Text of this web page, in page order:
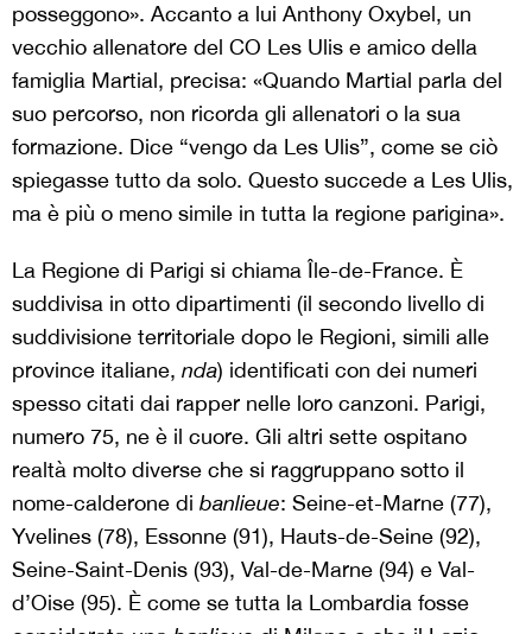
posseggono». Accanto a lui Anthony Oxybel, un
vecchio allenatore del CO Les Ulis e amico della
famiglia Martial, precisa: «Quando Martial parla del
suo percorso, non ricorda gli allenatori o la sua
formazione. Dice “vengo da Les Ulis”, come se ciò
spiegasse tutto da solo. Questo succede a Les Ulis,
ma è più o meno simile in tutta la regione parigina».
La Regione di Parigi si chiama Île-de-France. È
suddivisa in otto dipartimenti (il secondo livello di
suddivisione territoriale dopo le Regioni, simili alle
province italiane, nda) identificati con dei numeri
spesso citati dai rapper nelle loro canzoni. Parigi,
numero 75, ne è il cuore. Gli altri sette ospitano
realtà molto diverse che si raggruppano sotto il
nome-calderone di banlieue: Seine-et-Marne (77),
Yvelines (78), Essonne (91), Hauts-de-Seine (92),
Seine-Saint-Denis (93), Val-de-Marne (94) e Val-
d’Oise (95). È come se tutta la Lombardia fosse